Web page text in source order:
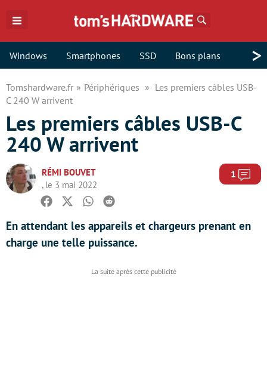
Windows Smartphones SSD Bons plans >
Tomshardware.fr Périphériques
Les premiers câbles USB-
C 240 W arrivent
Les premiers câbles USB-C
240 W arrivent
RÉMI BOUVET
, le 3 mai 2022
1
Facebook
TwitterWhatsapp
Reddit
En attendant les appareils et chargeurs prenant en
charge une telle puissance.